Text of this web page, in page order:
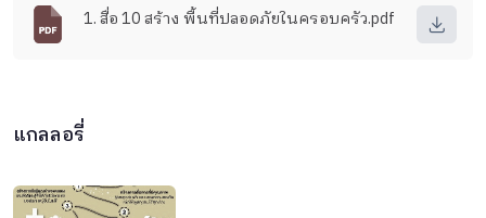
1. สื่อ 10 สร้าง พื้นที่ปลอดภัยในครอบครัว.pdf
แกลลอรี่